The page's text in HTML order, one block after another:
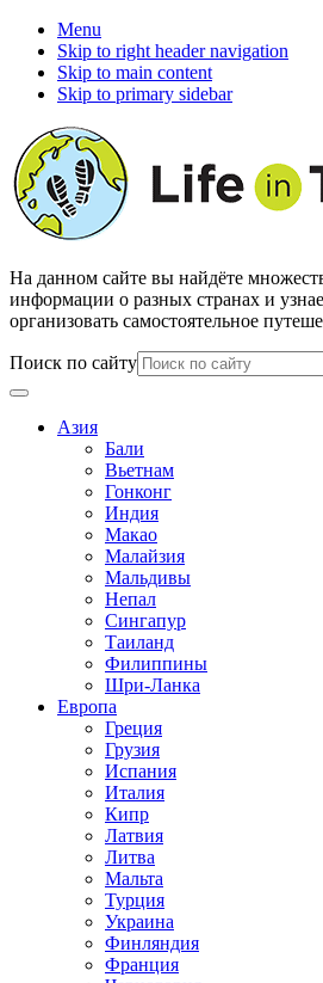
Menu
Skip to right header navigation
Skip to main content
Skip to primary sidebar
На данном сайте вы найдёте
информации о разных странах и
организовать самостоятельное
Поиск по сайту
Азия
Бали
Вьетнам
Гонконг
Индия
Макао
Малайзия
Мальдивы
Непал
Сингапур
Таиланд
Филиппины
Шри-Ланка
Европа
Греция
Грузия
Испания
Италия
Кипр
Латвия
Литва
Мальта
Турция
Украина
Финляндия
Франция